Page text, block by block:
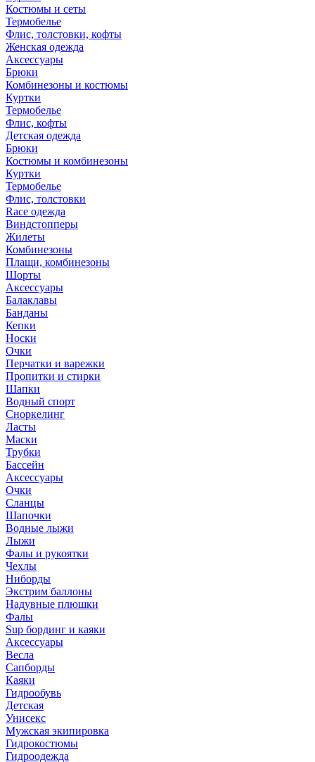
Костюмы и сеты
Термобелье
Флис, толстовки, кофты
Женская одежда
Аксессуары
Брюки
Комбинезоны и костюмы
Куртки
Термобелье
Флис, кофты
Детская одежда
Брюки
Костюмы и комбинезоны
Куртки
Термобелье
Флис, толстовки
Race одежда
Виндстопперы
Жилеты
Комбинезоны
Плащи, комбинезоны
Шорты
Аксессуары
Балаклавы
Банданы
Кепки
Носки
Очки
Перчатки и варежки
Пропитки и стирки
Шапки
Водный спорт
Сноркелинг
Ласты
Маски
Трубки
Бассейн
Аксессуары
Очки
Сланцы
Шапочки
Водные лыжи
Лыжи
Фалы и рукоятки
Чехлы
Ниборды
Экстрим баллоны
Надувные плюшки
Фалы
Sup бординг и каяки
Аксессуары
Весла
Сапборды
Каяки
Гидрообувь
Детская
Унисекс
Мужская экипировка
Гидрокостюмы
Гидроодежда